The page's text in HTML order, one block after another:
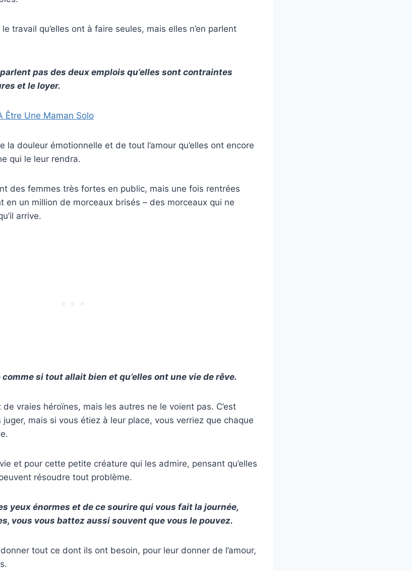
travail qu’elles ont à faire seules, mais elles n’en parlent
pas des deux emplois qu’elles sont contraintes
et le loyer.
Être Une Maman Solo
la douleur émotionnelle et de tout l’amour qu’elles ont encore
qui le leur rendra.
des femmes très fortes en public, mais une fois rentrées
en un million de morceaux brisés – des morceaux qui ne
arrive.
si tout allait bien et qu’elles ont une vie de rêve.
vraies héroïnes, mais les autres ne le voient pas. C’est
mais si vous étiez à leur place, vous verriez que chaque
et pour cette petite créature qui les admire, pensant qu’elles
résoudre tout problème.
yeux énormes et de ce sourire qui vous fait la journée,
vous vous battez aussi souvent que vous le pouvez.
tout ce dont ils ont besoin, pour leur donner de l’amour,